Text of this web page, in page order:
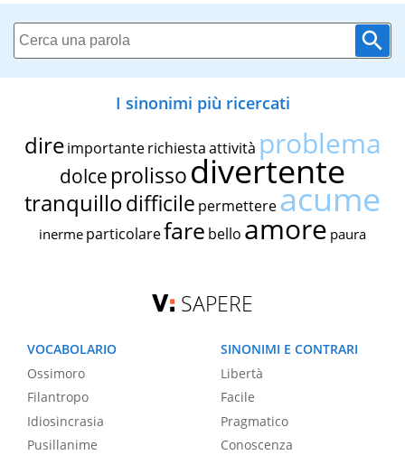
I sinonimi più ricercati
dire importante richiestaattività problema
dolce prolissodivertente
tranquillodifficile permettereacume
inerme particolarefare bello amore paura
SAPERE
VOCABOLARIO
Ossimoro
Filantropo
Idiosincrasia
Pusillanime
SINONIMI E CONTRARI
Libertà
Facile
Pragmatico
Conoscenza